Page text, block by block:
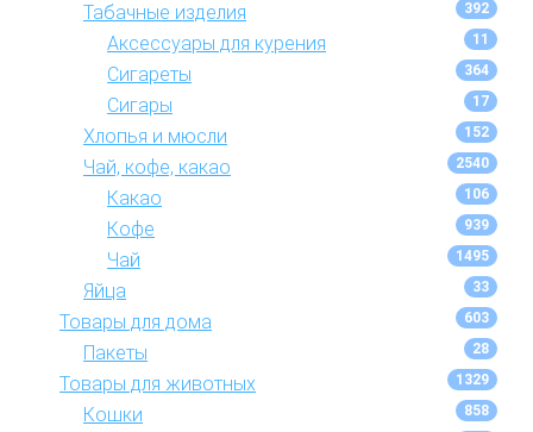
Табачные изделия 392
Аксессуары для курения 11
Сигареты 364
Сигары 17
Хлопья и мюсли 152
Чай, кофе, какао 2540
Какао 106
Кофе 939
Чай 1495
Яйца 33
Товары для дома 603
Пакеты 28
Товары для животных 1329
Кошки 858